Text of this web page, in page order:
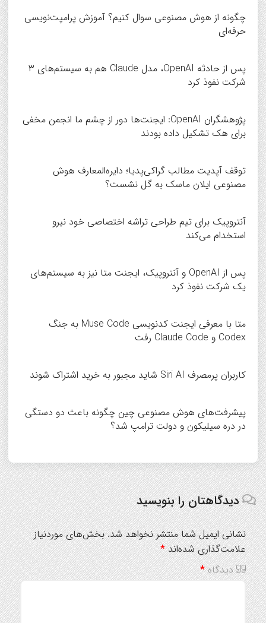
چگونه از هوش مصنوعی سوال کنیم؟ آموزش پرامپت‌نویسی
حرفه‌ای
پس از حادثه OpenAI، مدل Claude هم به سیستم‌های ۳
شرکت نفوذ کرد
پژوهشگران OpenAI: ایجنت‌ها دور از چشم ما انجمن مخفی
برای هک تشکیل داده بودند
توقف آپدیت مطالب گراکی‌پدیا؛ دایره‌المعارف هوش
مصنوعی ایلان ماسک به گل نشست؟
آنتروپیک برای تیم طراحی تراشه اختصاصی خود نیرو
استخدام می‌کند
پس از OpenAI و آنتروپیک، ایجنت متا نیز به سیستم‌های
یک شرکت نفوذ کرد
متا با معرفی ایجنت کدنویسی Muse Code به جنگ
Codex و Claude Code رفت
کاربران پرمصرف Siri AI شاید مجبور به خرید اشتراک شوند
پیشرفت‌های هوش مصنوعی چین چگونه باعث دو دستگی
در دره سیلیکون و دولت ترامپ شد؟
دیدگاهتان را بنویسید
نشانی ایمیل شما منتشر نخواهد شد. بخش‌های موردنیاز
علامت‌گذاری شده‌اند*
دیدگاه*